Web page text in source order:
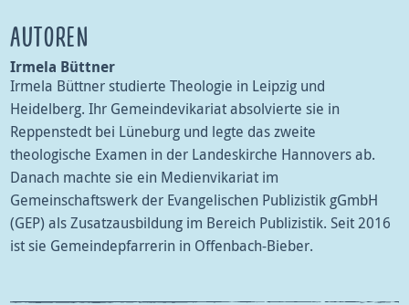
AUTOREN
Irmela Büttner
Irmela Büttner studierte Theologie in Leipzig und
Heidelberg. Ihr Gemeindevikariat absolvierte sie in
Reppenstedt bei Lüneburg und legte das zweite
theologische Examen in der Landeskirche Hannovers ab.
Danach machte sie ein Medienvikariat im
Gemeinschaftswerk der Evangelischen Publizistik gGmbH
(GEP) als Zusatzausbildung im Bereich Publizistik. Seit 2016
ist sie Gemeindepfarrerin in Offenbach-Bieber.